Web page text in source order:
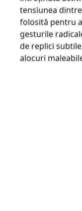
tensiunea
folosită pentru
gesturile
de replici
alocuri